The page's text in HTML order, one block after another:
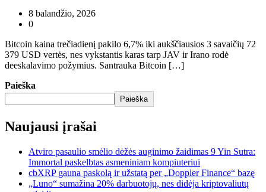
8 balandžio, 2026
0
Bitcoin kaina trečiadienį pakilo 6,7% iki aukščiausios 3 savaičių 72
379 USD vertės, nes vykstantis karas tarp JAV ir Irano rodė
deeskalavimo požymius. Santrauka Bitcoin […]
Paieška
Paieška
Naujausi įrašai
Atviro pasaulio smėlio dėžės auginimo žaidimas 9 Yin Sutra:
Immortal paskelbtas asmeniniam kompiuteriui
cbXRP gauna paskolą ir užstatą per „Doppler Finance“ bazę
„Luno“ sumažina 20% darbuotojų, nes didėja kriptovaliutų